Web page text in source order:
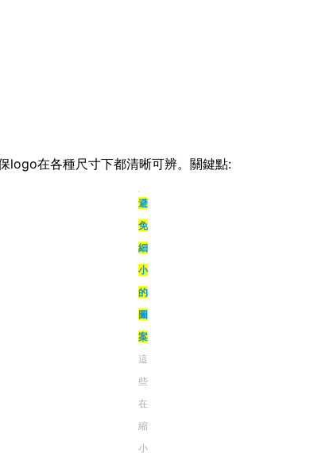
logo在各種尺寸下都清晰可辨。關鍵點:
避
免
細
小
的
圖
案
這
些
在
縮
小